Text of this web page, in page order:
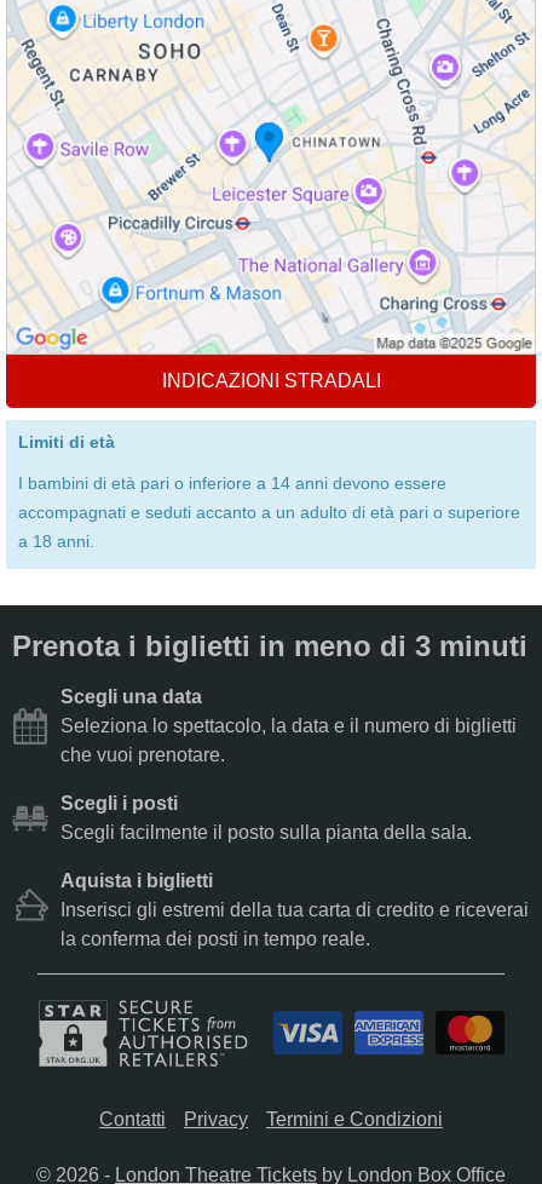
INDICAZIONI STRADALI
Limiti di età
I bambini di età pari o inferiore a 14 anni devono essere
accompagnati e seduti accanto a un adulto di età pari o superiore
a 18 anni.
Prenota i biglietti in meno di 3 minuti
Scegli una data
Seleziona lo spettacolo, la data e il numero di biglietti
che vuoi prenotare.
Scegli i posti
Scegli facilmente il posto sulla pianta della sala.
Aquista i biglietti
Inserisci gli estremi della tua carta di credito e riceverai
la conferma dei posti in tempo reale.
Contatti Privacy Termini e Condizioni
© 2026 - London Theatre Tickets by London Box Office